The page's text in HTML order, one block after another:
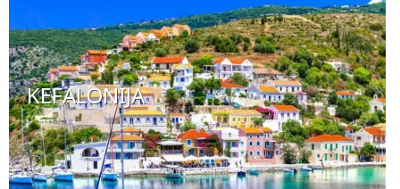
KEFALONIJA